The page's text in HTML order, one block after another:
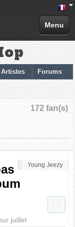
Menu
Artistes Forums
172 fan(s)
Young Jeezy
juillet